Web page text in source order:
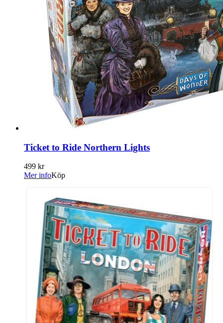
Ticket to Ride Northern Lights
499 kr
Mer infoKöp